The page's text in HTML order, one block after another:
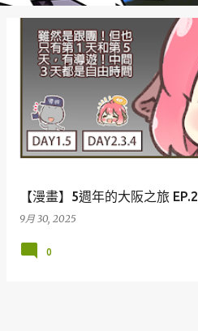
【漫畫】5週年的大阪之旅 EP.2
9月 30, 2025
0